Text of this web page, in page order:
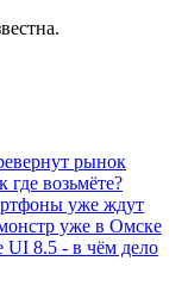
рынок
возьмёте?
уже ждут
уже в Омске
UI 8.5 - в чём дело